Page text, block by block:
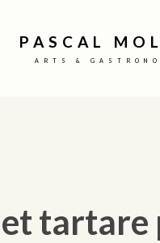
PASCAL
ARTS &
tartare